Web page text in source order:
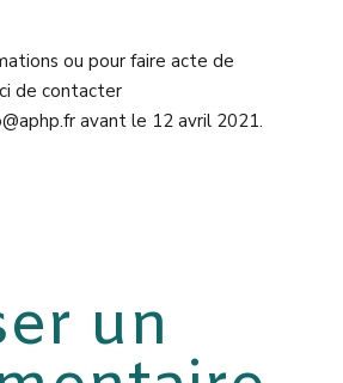
ou pour faire acte de
de contacter
avant le 12 avril 2021.
un